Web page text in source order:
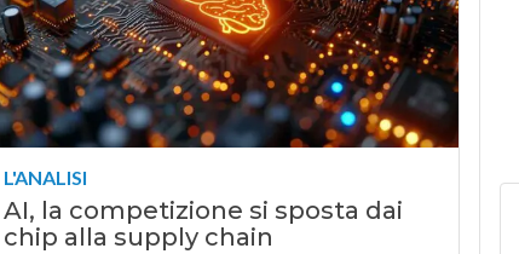
L'ANALISI
AI, la competizione si sposta dai
chip alla supply chain